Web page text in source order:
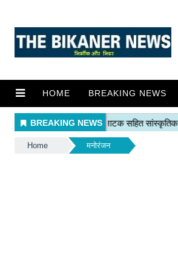
HOME BREAKING NEWS
Home मनोरंजन